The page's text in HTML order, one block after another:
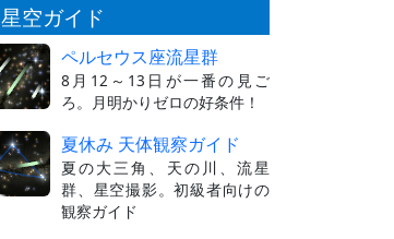
星空ガイド
ペルセウス座流星群
8月12～13日が一番の見ご
ろ。月明かりゼロの好条件！
夏休み 天体観察ガイド
夏の大三角、天の川、流星
群、星空撮影。初級者向けの
観察ガイド